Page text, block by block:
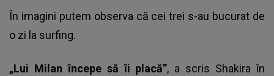
În imagini putem observa că cei trei s-au bucurat de
o zi la surfing.
„Lui Milan începe să îi placă”, a scris Shakira în